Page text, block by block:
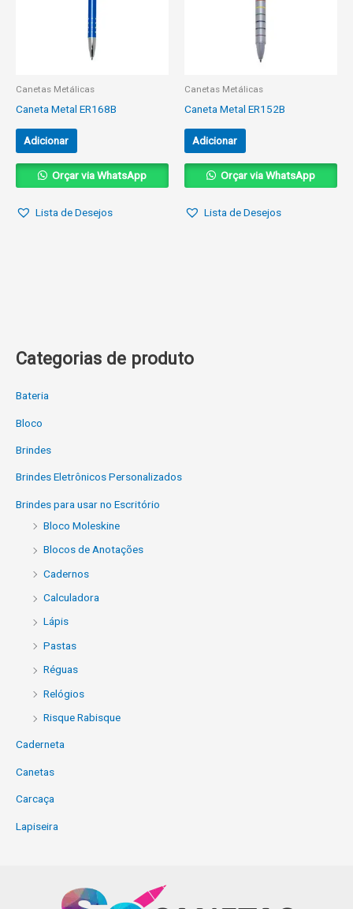
Categorias de produto
Bateria
Bloco
Brindes
Brindes Eletrônicos Personalizados
Brindes para usar no Escritório
Bloco Moleskine
Blocos de Anotações
Cadernos
Calculadora
Lápis
Pastas
Réguas
Relógios
Risque Rabisque
Caderneta
Canetas
Carcaça
Lapiseira
Canetas Metálicas
Caneta Metal ER168B
Adicionar
Orçar via WhatsApp
Lista de Desejos
Canetas Metálicas
Caneta Metal ER152B
Adicionar
Orçar via WhatsApp
Lista de Desejos